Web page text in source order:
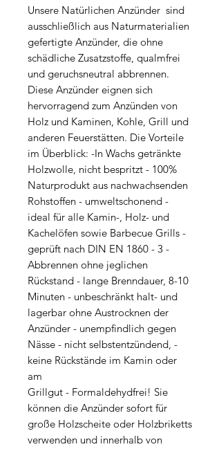
Unsere Natürlichen Anzünder sind
ausschließlich aus Naturmaterialien
gefertigte Anzünder, die ohne
schädliche Zusatzstoffe, qualmfrei
und geruchsneutral abbrennen.
Diese Anzünder eignen sich
hervorragend zum Anzünden von
Holz und Kaminen, Kohle, Grill und
anderen Feuerstätten. Die Vorteile
im Überblick: -In Wachs getränkte
Holzwolle, nicht bespritzt - 100%
Naturprodukt aus nachwachsenden
Rohstoffen - umweltschonend -
ideal für alle Kamin-, Holz- und
Kachelöfen sowie Barbecue Grills -
geprüft nach DIN EN 1860 - 3 -
Abbrennen ohne jeglichen
Rückstand - lange Brenndauer, 8-10
Minuten - unbeschränkt halt- und
lagerbar ohne Austrocknen der
Anzünder - unempfindlich gegen
Nässe - nicht selbstentzündend, -
keine Rückstände im Kamin oder
am
Grillgut - Formaldehydfrei! Sie
können die Anzünder sofort für
große Holzscheite oder Holzbriketts
verwenden und innerhalb von